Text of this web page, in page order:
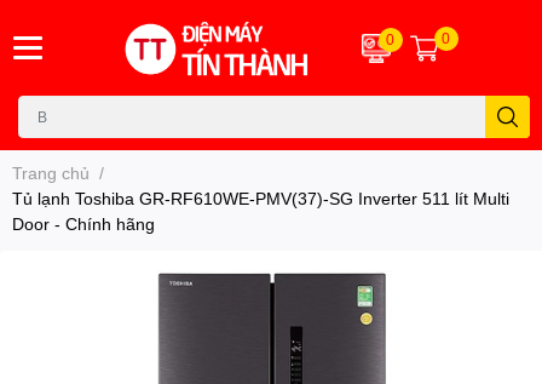
0 0
Trang chủ /
Tủ lạnh Toshiba GR-RF610WE-PMV(37)-SG Inverter 511 lít Multi
Door - Chính hãng